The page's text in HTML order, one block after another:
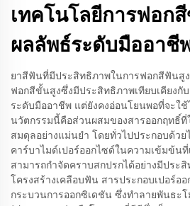
เทคโนโลยีการฟอก
ผลลัพธ์ระดับมืออาชี
ยาสีฟันที่มีประสิทธิภาพในการฟอกสีฟันสู
ฟอกสีขั้นสูงซึ่งมีประสิทธิภาพเทียบเคียง
ระดับมืออาชีพ แต่ยังคงอ่อนโยนพอที่จะใ
นวัตกรรมนี้คือส่วนผสมของสารออกฤทธิ์
สมดุลอย่างแม่นยำ โดยทั่วไปประกอบด้วย
คาร์บาไมด์เปอร์ออกไซด์ในความเข้มข้น
สามารถกำจัดคราบสกปรกได้อย่างมีประ
โครงสร้างเคลือบฟัน สารประกอบเปอร์อ
กระบวนการออกซิเดชัน ซึ่งทำลายพันธะโ